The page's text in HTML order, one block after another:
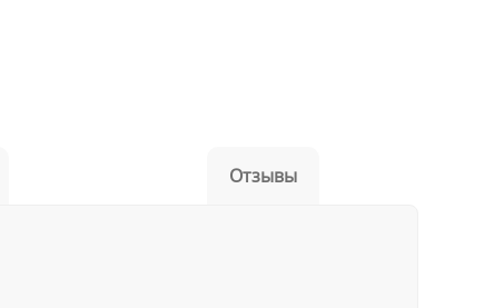
Отзывы